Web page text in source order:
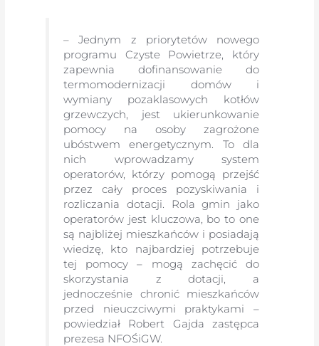
– Jednym z priorytetów nowego
programu Czyste Powietrze, który
zapewnia dofinansowanie do
termomodernizacji domów i
wymiany pozaklasowych kotłów
grzewczych, jest ukierunkowanie
pomocy na osoby zagrożone
ubóstwem energetycznym. To dla
nich wprowadzamy system
operatorów, którzy pomogą przejść
przez cały proces pozyskiwania i
rozliczania dotacji. Rola gmin jako
operatorów jest kluczowa, bo to one
są najbliżej mieszkańców i posiadają
wiedzę, kto najbardziej potrzebuje
tej pomocy – mogą zachęcić do
skorzystania z dotacji, a
jednocześnie chronić mieszkańców
przed nieuczciwymi praktykami –
powiedział Robert Gajda zastępca
prezesa NFOŚiGW.